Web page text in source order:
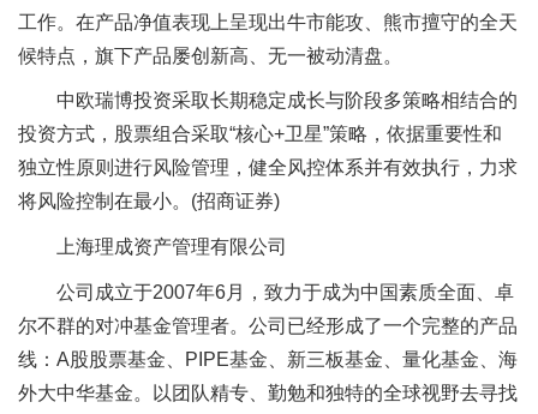
工作。在产品净值表现上呈现出牛市能攻、熊市擅守的全天
候特点，旗下产品屡创新高、无一被动清盘。
中欧瑞博投资采取长期稳定成长与阶段多策略相结合的
投资方式，股票组合采取“核心+卫星”策略，依据重要性和
独立性原则进行风险管理，健全风控体系并有效执行，力求
将风险控制在最小。(招商证券)
上海理成资产管理有限公司
公司成立于2007年6月，致力于成为中国素质全面、卓
尔不群的对冲基金管理者。公司已经形成了一个完整的产品
线：A股股票基金、PIPE基金、新三板基金、量化基金、海
外大中华基金。以团队精专、勤勉和独特的全球视野去寻找